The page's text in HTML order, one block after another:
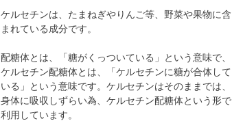
ケルセチンは、たまねぎやりんご等、野菜や果物に含
まれている成分です。
配糖体とは、「糖がくっついている」という意味で、
ケルセチン配糖体とは、「ケルセチンに糖が合体して
いる」という意味です。ケルセチンはそのままでは、
身体に吸収しずらい為、ケルセチン配糖体という形で
利用しています。